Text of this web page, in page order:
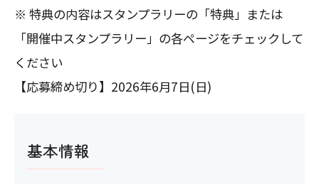
※ 特典の内容はスタンプラリーの「特典」または
「開催中スタンプラリー」の各ページをチェックして
ください
【応募締め切り】2026年6月7日(日)
基本情報